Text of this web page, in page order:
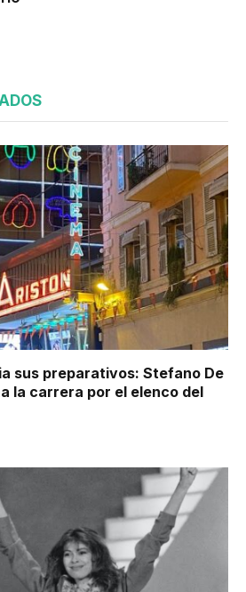
sus preparativos: Stefano De
la carrera por el elenco del